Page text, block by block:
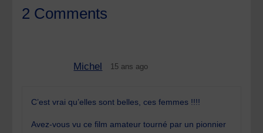
2 Comments
Michel 15 ans ago
C’est vrai qu’elles sont belles, ces femmes !!!!
Avez-vous vu ce film amateur tourné par un pionnier